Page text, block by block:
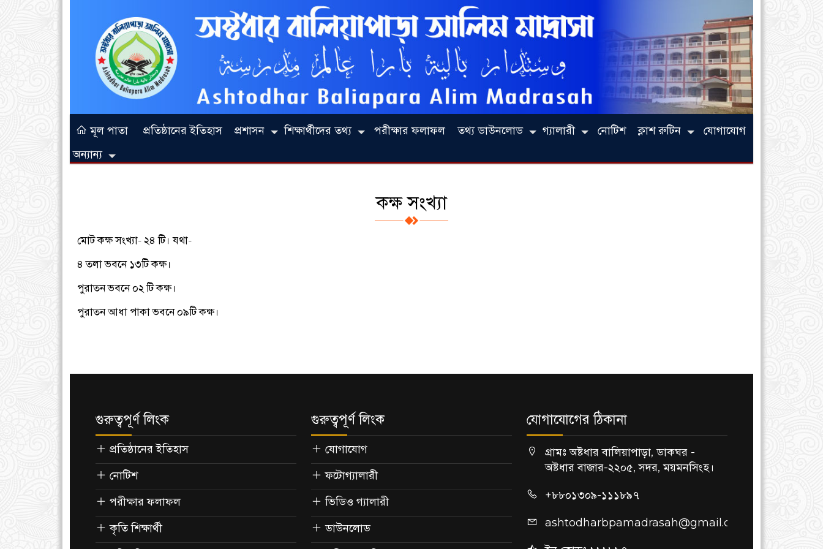
মূল পাতা প্রতিষ্ঠানের ইতিহাস প্রশাসন শিক্ষার্থীদের তথ্য পরীক্ষার ফলাফল তথ্য ডাউনলোড গ্যালারী নোটিশ ক্লাশ রুটিন
যোগাযোগ
অন্যান্য
কক্ষ সংখ্যা
মোট কক্ষ সংখ্যা- ২৪ টি। যথা-
৪ তলা ভবনে ১৩টি কক্ষ।
পুরাতন ভবনে ০২ টি কক্ষ।
পুরাতন আধা পাকা ভবনে ০৯টি কক্ষ।
গুরুত্বপূর্ণ লিংক
প্রতিষ্ঠানের ইতিহাস
নোটিশ
পরীক্ষার ফলাফল
কৃতি শিক্ষার্থী
গুরুত্বপূর্ণ লিংক
যোগাযোগ
ফটোগ্যালারী
ভিডিও গ্যালারী
ডাউনলোড
যোগাযোগের ঠিকানা
গ্রামঃ অষ্টধার বালিয়াপাড়া, ডাকঘর -
অষ্টধার বাজার-২২০৫, সদর, ময়মনসিংহ।
+৮৮০১৩০৯-১১১৮৯৭
ashtodharbpamadrasah@gmail.com